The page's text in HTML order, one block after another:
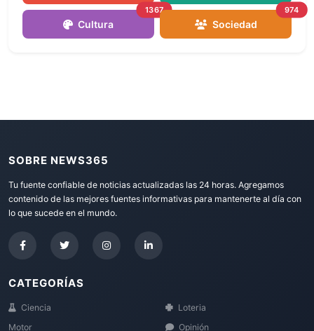
Cultura
1367
Sociedad
974
SOBRE NEWS365
Tu fuente confiable de noticias actualizadas las 24 horas. Agregamos
contenido de las mejores fuentes informativas para mantenerte al día con
lo que sucede en el mundo.
CATEGORÍAS
Ciencia
Motor
Loteria
Opinión